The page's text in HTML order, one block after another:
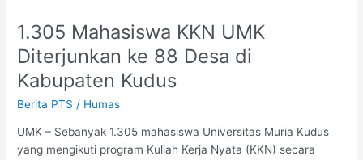
1.305 Mahasiswa KKN UMK
Diterjunkan ke 88 Desa di
Kabupaten Kudus
Berita PTS / Humas
UMK – Sebanyak 1.305 mahasiswa Universitas Muria Kudus
yang mengikuti program Kuliah Kerja Nyata (KKN) secara
1.305
Mahasiswa
KKN
UMK
Diterjunkan
88
Desa